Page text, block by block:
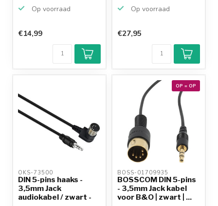
Op voorraad
€14,99
Op voorraad
€27,95
OKS-73500
DIN 5-pins haaks -
3,5mm Jack
audiokabel / zwart -
OP = OP
BOSS-01709935
BOSSCOM DIN 5-pins
- 3,5mm Jack kabel
voor B&O | zwart | ...